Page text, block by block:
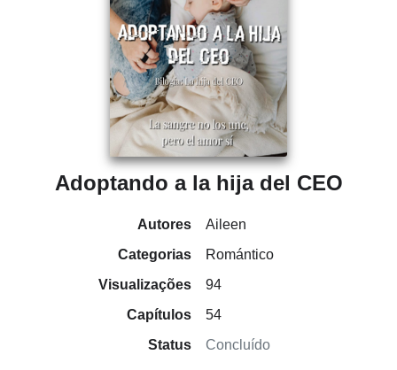
Adoptando a la hija del CEO
Autores
Aileen
Categorias
Romántico
Visualizações
94
Capítulos
54
Status
Concluído